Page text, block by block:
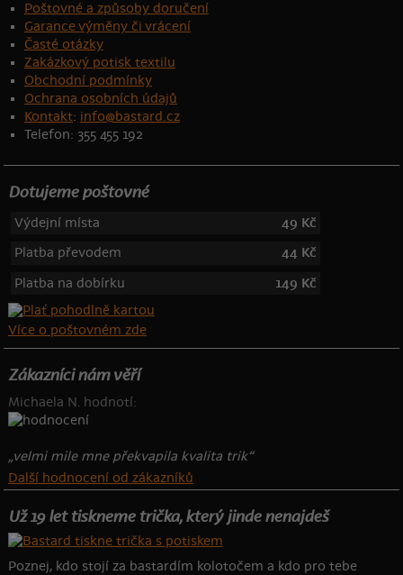
Poštovné a způsoby doručení
Garance výměny či vrácení
Časté otázky
Zakázkový potisk textilu
Obchodní podmínky
Ochrana osobních údajů
Kontakt: info@bastard.cz
Telefon: 355 455 192
Dotujeme poštovné
Výdejní místa
49 Kč
Platba převodem
44 Kč
Platba na dobírku
149 Kč
Více o poštovném zde
Zákazníci nám věří
Michaela N. hodnotí:
„velmi mile mne překvapila kvalita trik“
Další hodnocení od zákazníků
Už 19 let tiskneme trička, který jinde nenajdeš
Poznej, kdo stojí za bastardím kolotočem a kdo pro tebe